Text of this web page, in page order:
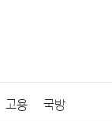
고용 국방